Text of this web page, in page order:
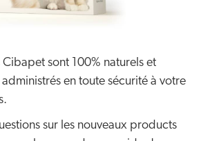
sont 100% naturels et
en toute sécurité à votre
sur les nouveaux products